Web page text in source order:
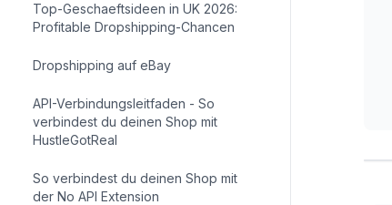
Top-Geschaeftsideen in UK 2026:
Profitable Dropshipping-Chancen
Dropshipping auf eBay
API-Verbindungsleitfaden - So
verbindest du deinen Shop mit
HustleGotReal
So verbindest du deinen Shop mit
der No API Extension